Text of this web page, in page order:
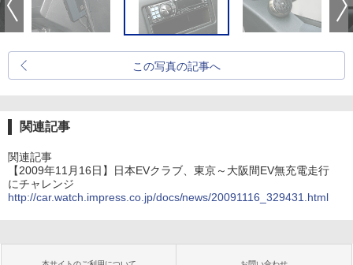
この写真の記事へ
関連記事
関連記事
【2009年11月16日】日本EVクラブ、東京～大阪間EV無充電走行
にチャレンジ
http://car.watch.impress.co.jp/docs/news/20091116_329431.html